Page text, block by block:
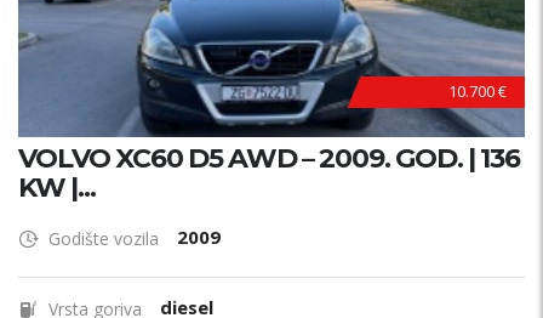
10.700 €
VOLVO XC60 D5 AWD – 2009. GOD. | 136
KW |...
Godište vozila 2009
Vrsta goriva diesel